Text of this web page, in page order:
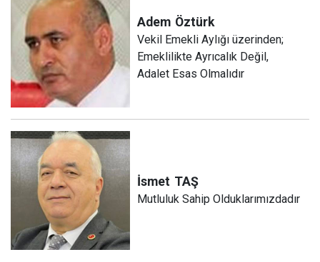
Adem Öztürk
Vekil Emekli Aylığı üzerinden;
Emeklilikte Ayrıcalık Değil,
Adalet Esas Olmalıdır
İsmet TAŞ
Mutluluk Sahip Olduklarımızdadır